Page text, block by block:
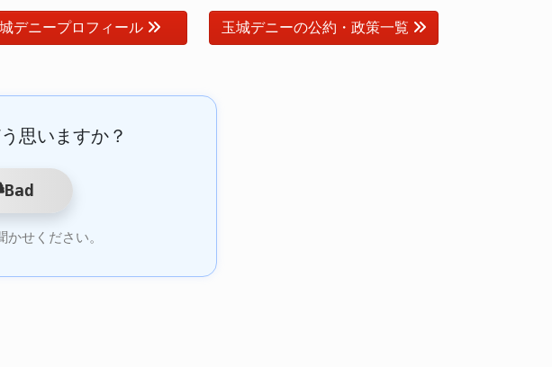
デニープロフィール 玉城デニーの公約・政策一覧
思いますか？
Bad
せください。